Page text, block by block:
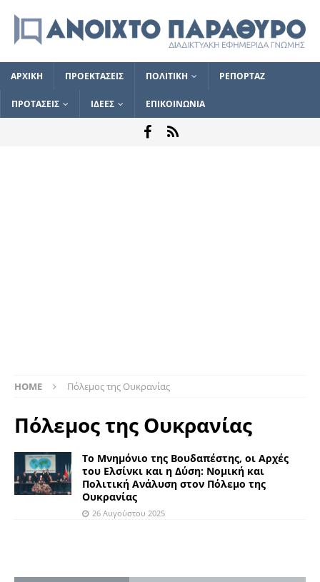
ΑΡΧΙΚΗ ΠΡΟΕΚΤΑΣΕΙΣ ΠΟΛΙΤΙΚΗ ΡΕΠΟΡΤΑΖ
ΠΡΟΤΑΣΕΙΣ ΙΔΕΕΣ ΕΠΙΚΟΙΝΩΝΙΑ
HOME Πόλεμος της Ουκρανίας
Πόλεμος της Ουκρανίας
Το Μνημόνιο της Βουδαπέστης, οι Αρχές
του Ελσίνκι και η Δύση: Νομική και
Πολιτική Ανάλυση στον Πόλεμο της
Ουκρανίας
26 Αυγούστου 2025